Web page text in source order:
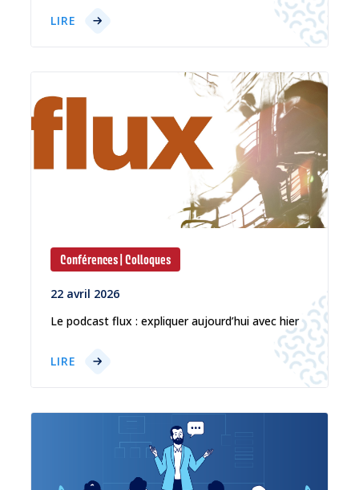
LIRE
Conférences | Colloques
22 avril 2026
Le podcast flux : expliquer aujourd’hui avec hier
LIRE